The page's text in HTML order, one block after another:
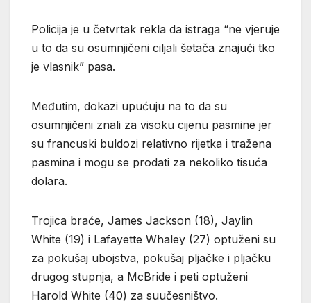
Policija je u četvrtak rekla da istraga “ne vjeruje
u to da su osumnjičeni ciljali šetača znajući tko
je vlasnik” pasa.
Međutim, dokazi upućuju na to da su
osumnjičeni znali za visoku cijenu pasmine jer
su francuski buldozi relativno rijetka i tražena
pasmina i mogu se prodati za nekoliko tisuća
dolara.
Trojica braće, James Jackson (18), Jaylin
White (19) i Lafayette Whaley (27) optuženi su
za pokušaj ubojstva, pokušaj pljačke i pljačku
drugog stupnja, a McBride i peti optuženi
Harold White (40) za suučesništvo.